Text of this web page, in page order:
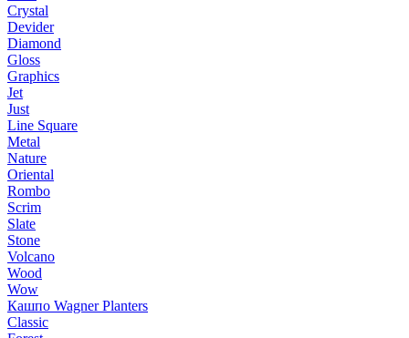
Crystal
Devider
Diamond
Gloss
Graphics
Jet
Just
Line Square
Metal
Nature
Oriental
Rombo
Scrim
Slate
Stone
Volcano
Wood
Wow
Кашпо Wagner Planters
Classic